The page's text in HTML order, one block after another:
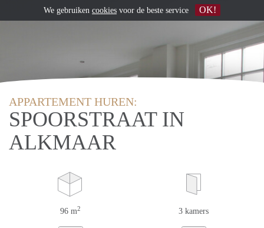
APPARTEMENT HUREN:
SPOORSTRAAT IN
ALKMAAR
96 m2 3 kamers
We gebruiken cookies voor de beste service OK!